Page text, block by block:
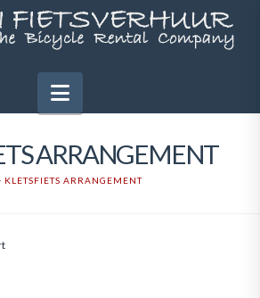
Navigation
ARRANGEMENT
KLETSFIETS ARRANGEMENT